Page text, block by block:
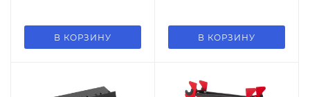
В КОРЗИНУ В КОРЗИНУ